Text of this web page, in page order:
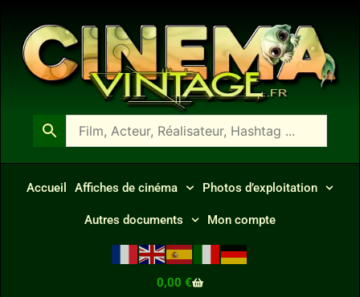
Accueil Affiches de cinéma Photos d’exploitation
Autres documents Mon compte
0,00 €